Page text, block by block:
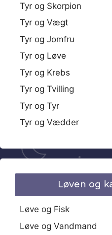
Tyr og Skorpion
Tyr og Vægt
Tyr og Jomfru
Tyr og Løve
Tyr og Krebs
Tyr og Tvilling
Tyr og Tyr
Tyr og Vædder
Løven og
Løve og Fisk
Løve og Vandmand